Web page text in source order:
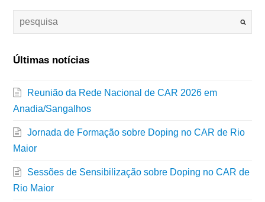
Últimas notícias
Reunião da Rede Nacional de CAR 2026 em
Anadia/Sangalhos
Jornada de Formação sobre Doping no CAR de Rio
Maior
Sessões de Sensibilização sobre Doping no CAR de
Rio Maior